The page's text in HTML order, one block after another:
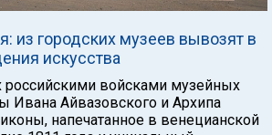
из городских музеев вывозят в
искусства
войсками музейных
Ивана Айвазовского и Архипа
напечатанное в венецианской